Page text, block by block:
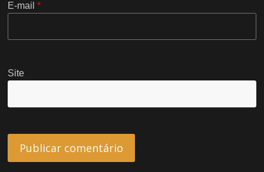
E-mail*
Site